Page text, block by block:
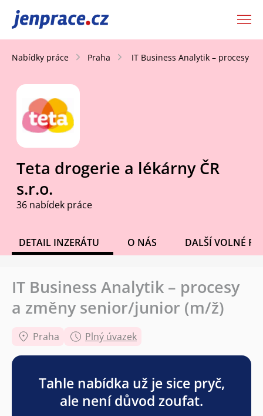
JenPráce.cz
Nabídky práce Praha IT Business Analytik – procesy a
Teta drogerie a lékárny ČR
s.r.o.
36 nabídek práce
DETAIL INZERÁTU O NÁS DALŠÍ VOLNÉ
IT Business Analytik – procesy
a změny senior/junior (m/ž)
Praha Plný úvazek
Tahle nabídka už je sice pryč,
ale není důvod zoufat.